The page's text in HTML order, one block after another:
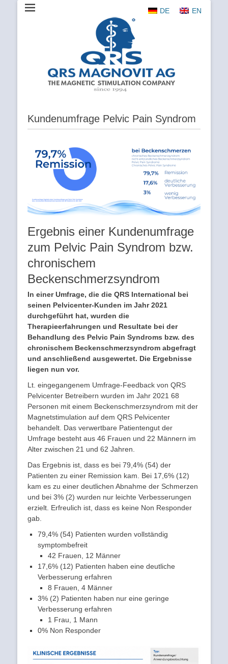
MAGNOVIT
The Magnetic Stimulation Company
DE EN
Kundenumfrage Pelvic Pain Syndrom
Ergebnis einer Kundenumfrage
zum Pelvic Pain Syndrom bzw.
chronischem
Beckenschmerzsyndrom
In einer Umfrage, die die QRS International bei
seinen Pelvicenter-Kunden im Jahr 2021
durchgeführt hat, wurden die
Therapieerfahrungen und Resultate bei der
Behandlung des Pelvic Pain Syndroms bzw. des
chronischem Beckenschmerzsyndrom abgefragt
und anschließend ausgewertet. Die Ergebnisse
liegen nun vor.
Lt. eingegangenem Umfrage-Feedback von QRS
Pelvicenter Betreibern wurden im Jahr 2021 68
Personen mit einem Beckenschmerzsyndrom mit der
Magnetstimulation auf dem QRS Pelvicenter
behandelt. Das verwertbare Patientengut der
Umfrage besteht aus 46 Frauen und 22 Männern im
Alter zwischen 21 und 62 Jahren.
Das Ergebnis ist, dass es bei 79,4% (54) der
Patienten zu einer Remission kam. Bei 17,6% (12)
kam es zu einer deutlichen Abnahme der Schmerzen
und bei 3% (2) wurden nur leichte Verbesserungen
erzielt. Erfreulich ist, dass es keine Non Responder
gab.
79,4% (54) Patienten wurden vollständig
symptombefreit
42 Frauen, 12 Männer
17,6% (12) Patienten haben eine deutliche
Verbesserung erfahren
8 Frauen, 4 Männer
3% (2) Patienten haben nur eine geringe
Verbesserung erfahren
1 Frau, 1 Mann
0% Non Responder